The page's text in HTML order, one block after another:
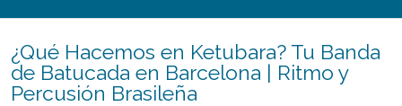
¿Qué Hacemos en Ketubara? Tu Banda
de Batucada en Barcelona | Ritmo y
Percusión Brasileña